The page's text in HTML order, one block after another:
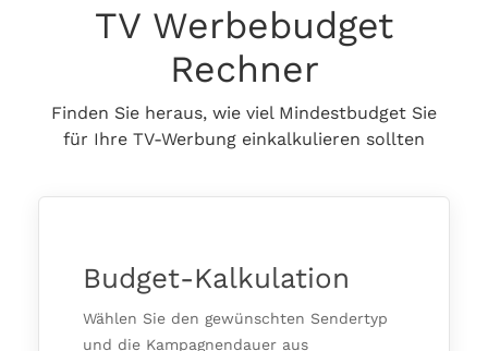
TV Werbebudget
Rechner
Finden Sie heraus, wie viel Mindestbudget Sie
für Ihre TV-Werbung einkalkulieren sollten
Budget-Kalkulation
Wählen Sie den gewünschten Sendertyp
und die Kampagnendauer aus